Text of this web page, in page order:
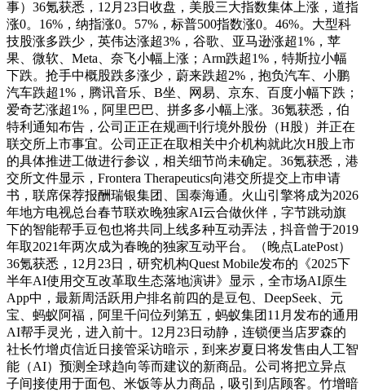
事）36氪获悉，12月23日收盘，美股三大指数集体上涨，道指
涨0。16%，纳指涨0。57%，标普500指数涨0。46%。大型科
技股涨多跌少，英伟达涨超3%，谷歌、亚马逊涨超1%，苹
果、微软、Meta、奈飞小幅上涨；Arm跌超1%，特斯拉小幅
下跌。抢手中概股跌多涨少，蔚来跌超2%，抱负汽车、小鹏
汽车跌超1%，腾讯音乐、B坐、网易、京东、百度小幅下跌；
爱奇艺涨超1%，阿里巴巴、拼多多小幅上涨。36氪获悉，伯
特利通知布告，公司正正在规画刊行境外股份（H股）并正在
联交所上市事宜。公司正正在取相关中介机构就此次H股上市
的具体推进工做进行参议，相关细节尚未确定。36氪获悉，港
交所文件显示，Frontera Therapeutics向港交所提交上市申请
书，联席保荐报酬瑞银集团、国泰海通。火山引擎将成为2026
年地方电视总台春节联欢晚独家AI云合做伙伴，字节跳动旗
下的智能帮手豆包也将共同上线多种互动弄法，抖音曾于2019
年取2021年两次成为春晚的独家互动平台。（晚点LatePost）
36氪获悉，12月23日，研究机构Quest Mobile发布的《2025下
半年AI使用交互改革取生态落地演讲》显示，全市场AI原生
App中，最新周活跃用户排名前四的是豆包、DeepSeek、元
宝、蚂蚁阿福，阿里千问位列第五，蚂蚁集团11月发布的通用
AI帮手灵光，进入前十。12月23日动静，连锁便当店罗森的
社长竹增贞信近日接管采访暗示，到来岁夏日将发售由人工智
能（AI）预测全球趋向等而建议的新商品。公司将把立异点
子间接使用于面包、米饭等从力商品，吸引到店顾客。竹增暗